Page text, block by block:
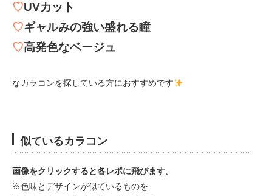
♡UVカット
♡ギャルみの強い盛れる瞳
♡高発色なベージュ
なカラコンを探している方におすすめです
似ているカラコン
画像をクリックすると各レポに飛びます。
※色味とデザインが似ているものを